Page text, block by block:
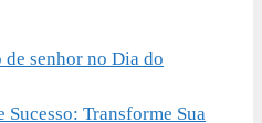
de senhor no Dia do
Sucesso: Transforme Sua